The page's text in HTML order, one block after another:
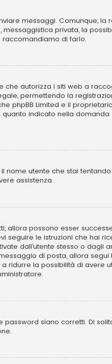
messaggi. Comunque, la
privata, la
raccomandiamo di farlo.
che autorizza i siti web a
permettendo la
phpBB Limited e il
indicato nella
nome utente che stai
assistenza.
allora possono esser
seguire le istruzioni che hai
dall’utente stesso o dagli
di posta, allora segui
ridurre la possibilità di avere
siano corretti. Di